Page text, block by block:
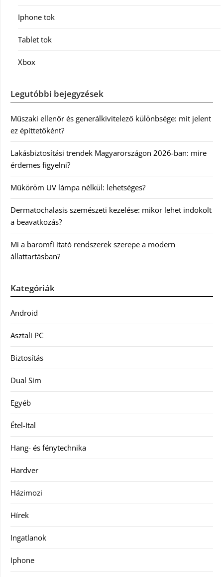
Iphone tok
Tablet tok
Xbox
Legutóbbi bejegyzések
Műszaki ellenőr és generálkivitelező különbsége: mit jelent
ez építtetőként?
Lakásbiztosítási trendek Magyarországon 2026-ban: mire
érdemes figyelni?
Műköröm UV lámpa nélkül: lehetséges?
Dermatochalasis szemészeti kezelése: mikor lehet indokolt
a beavatkozás?
Mi a baromfi itató rendszerek szerepe a modern
állattartásban?
Kategóriák
Android
Asztali PC
Biztosítás
Dual Sim
Egyéb
Étel-Ital
Hang- és fénytechnika
Hardver
Házimozi
Hírek
Ingatlanok
Iphone